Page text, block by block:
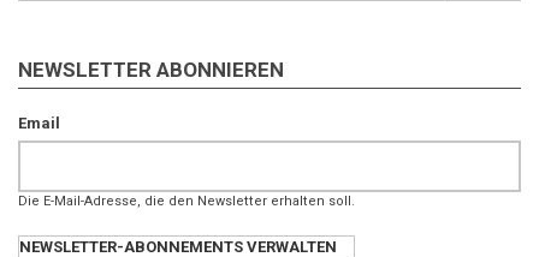
NEWSLETTER ABONNIEREN
Email
Die E-Mail-Adresse, die den Newsletter erhalten soll.
NEWSLETTER-ABONNEMENTS VERWALTEN